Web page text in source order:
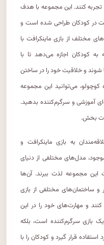
کنند. این مجموعه با هدف
در کودکان طراحی شده است و
مختلف از بازی ماینکرافت با
کودکان اجازه می‌دهد تا با
و خلاقیت خود را در ساختن
کوچولو، می‌توانید این مجموعه
آموزشی و سرگرم‌کننده بدهید.
بخش.
به بازی ماینکرافت و
مدل‌های مختلفی از دنیای
این مجموعه لذت ببرند. آن‌ها
و ساختمان‌های مختلفی از بازی
کنند و مهارت‌های خود را در این
بازی سرگرم‌کننده است، بلکه
قرار گیرد و کودکان را با